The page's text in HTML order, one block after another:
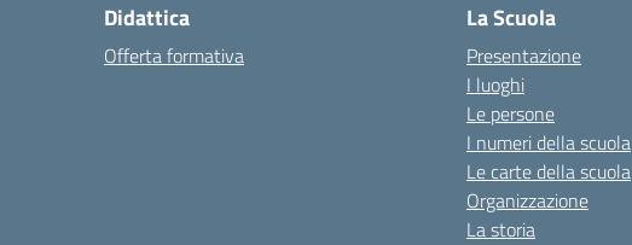
Didattica
Offerta formativa
La Scuola
Presentazione
I luoghi
Le persone
I numeri della scuola
Le carte della scuola
Organizzazione
La storia